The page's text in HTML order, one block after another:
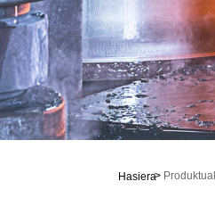
Hasiera>